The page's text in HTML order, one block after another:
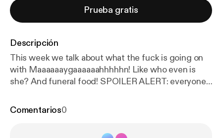
Prueba gratis
Descripción
This week we talk about what the fuck is going on
with Maaaaaaygaaaaaahhhhhn! Like who even is
she? And funeral food! SPOILER ALERT: everyone
chicken!
Comentarios0